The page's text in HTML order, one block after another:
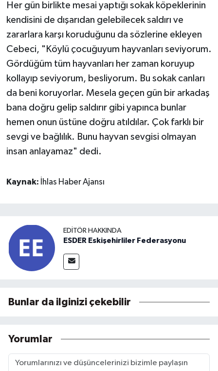
Her gün birlikte mesai yaptığı sokak köpeklerinin
kendisini de dışarıdan gelebilecek saldırı ve
zararlara karşı koruduğunu da sözlerine ekleyen
Cebeci, "Köylü çocuğuyum hayvanları seviyorum.
Gördüğüm tüm hayvanları her zaman koruyup
kollayıp seviyorum, besliyorum. Bu sokak canları
da beni koruyorlar. Mesela geçen gün bir arkadaş
bana doğru gelip saldırır gibi yapınca bunlar
hemen onun üstüne doğru atıldılar. Çok farklı bir
sevgi ve bağlılık. Bunu hayvan sevgisi olmayan
insan anlayamaz" dedi.
Kaynak: İhlas Haber Ajansı
EDITÖR HAKKINDA
ESDER Eskişehirliler Federasyonu
Bunlar da ilginizi çekebilir
Yorumlar